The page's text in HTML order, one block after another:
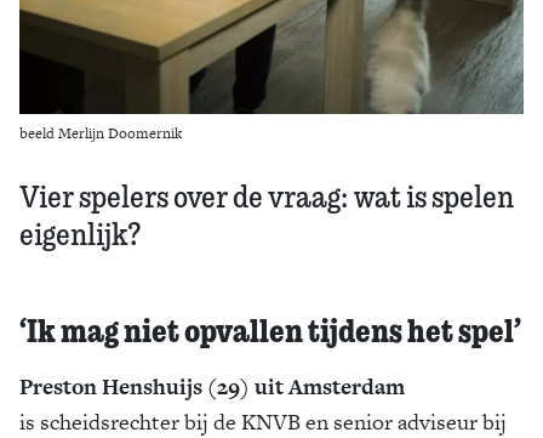
beeld Merlijn Doomernik
Vier spelers over de vraag: wat is spelen
eigenlijk?
‘Ik mag niet opvallen tijdens het spel’
Preston Henshuijs (29) uit Amsterdam
is scheidsrechter bij de KNVB en senior adviseur bij